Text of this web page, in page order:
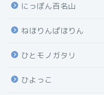
にっぽん百名山
ねほりんぱほりん
ひとモノガタリ
ひよっこ